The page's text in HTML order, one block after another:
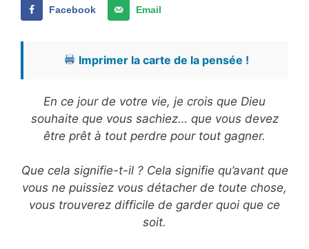
Facebook Email
Imprimer la carte de la pensée !
En ce jour de votre vie, je crois que Dieu
souhaite que vous sachiez… que vous devez
être prêt à tout perdre pour tout gagner.
Que cela signifie-t-il ? Cela signifie qu’avant que
vous ne puissiez vous détacher de toute chose,
vous trouverez difficile de garder quoi que ce
soit.